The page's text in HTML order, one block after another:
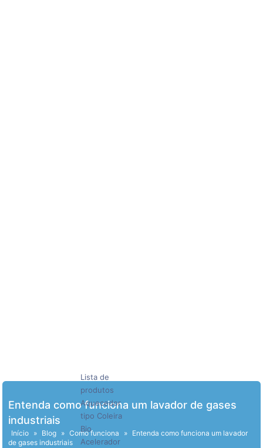
Lista de
produtos
Aquecedor
tipo Coleira
Bio
Acelerador
Entenda como funciona um lavador de gases
industriais
Início » Blog » Como funciona » Entenda como funciona um lavador
de gases industriais